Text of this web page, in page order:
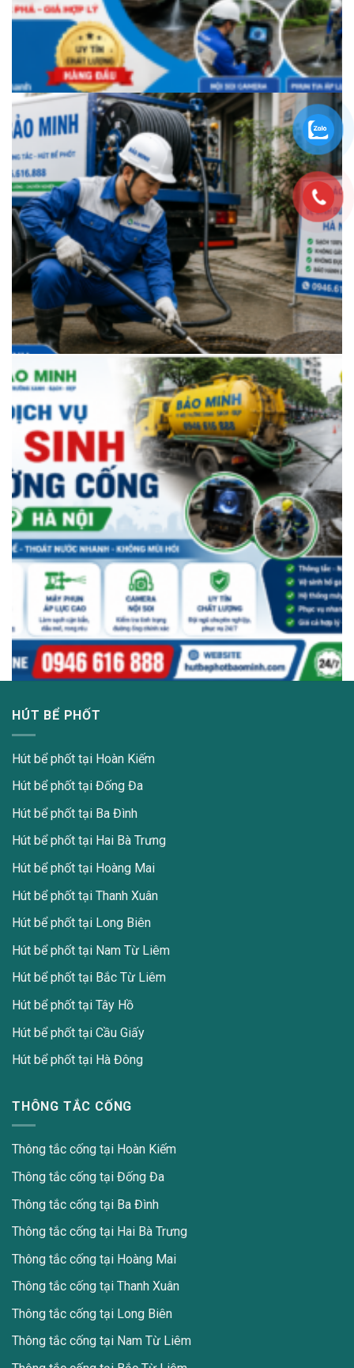
Vệ sinh đường ống tại Hưng Yên uy tín, sạch triệt để cùng Bảo Minh |
Hotline 0946 616 888
Dịch Vụ Vệ Sinh Đường Ống Hà Nội Uy Tín, Sạch Sâu, Xử Lý Tắc Nghẽn
Hiệu Quả
HÚT BỂ PHỐT
Hút bể phốt tại Hoàn Kiếm
Hút bể phốt tại Đống Đa
Hút bể phốt tại Ba Đình
Hút bể phốt tại Hai Bà Trưng
Hút bể phốt tại Hoàng Mai
Hút bể phốt tại Thanh Xuân
Hút bể phốt tại Long Biên
Hút bể phốt tại Nam Từ Liêm
Hút bể phốt tại Bắc Từ Liêm
Hút bể phốt tại Tây Hồ
Hút bể phốt tại Cầu Giấy
Hút bể phốt tại Hà Đông
THÔNG TẮC CỐNG
Thông tắc cống tại Hoàn Kiếm
Thông tắc cống tại Đống Đa
Thông tắc cống tại Ba Đình
Thông tắc cống tại Hai Bà Trưng
Thông tắc cống tại Hoàng Mai
Thông tắc cống tại Thanh Xuân
Thông tắc cống tại Long Biên
Thông tắc cống tại Nam Từ Liêm